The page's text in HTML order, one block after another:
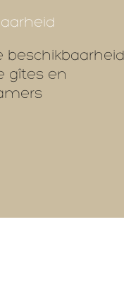
beschikbaarheid
gîtes en